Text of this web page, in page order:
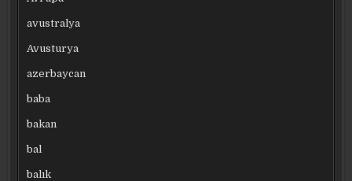
avustralya
Avusturya
azerbaycan
baba
bakan
bal
balık